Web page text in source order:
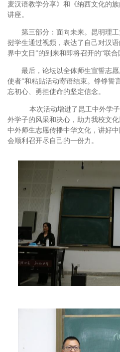
麦汉语教学分享》和《纳西文化的
讲座。
第三部分：面向未来。昆明理
挝学生通过视频，表达了自己对汉
界中文日”的到来和即将召开的“联合
最后，论坛以全体师生宣誓志
使者”和粘贴活动寄语结束。铮铮誓
忘初心、勇担使命的坚定信念。
本次活动增进了昆工中外学
外学子的风采和决心，助力我校文
中外师生志愿传播中华文化，讲好
会顺利召开尽自己的一份力。